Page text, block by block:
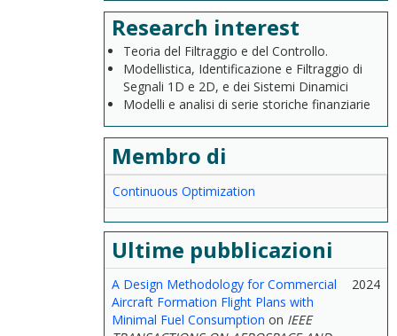
Research interest
Teoria del Filtraggio e del Controllo.
Modellistica, Identificazione e Filtraggio di
Segnali 1D e 2D, e dei Sistemi Dinamici
Modelli e analisi di serie storiche finanziarie
Membro di
Continuous Optimization
Ultime pubblicazioni
A Design Methodology for Commercial
Aircraft Formation Flight Plans with
Minimal Fuel Consumption on IEEE
2024